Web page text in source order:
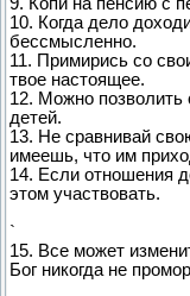
10. Когда дело
бессмысленно.
11. Примирись со
твое настоящее.
12. Можно позволить
детей.
13. Не сравнивай
имеешь, что им
14. Если отношения
этом участвовать.
`
15. Все может
Бог никогда не